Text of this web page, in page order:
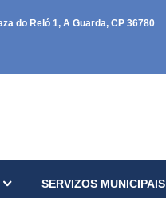
do Reló 1, A Guarda, CP 36780
SERVIZOS MUNICIPAIS